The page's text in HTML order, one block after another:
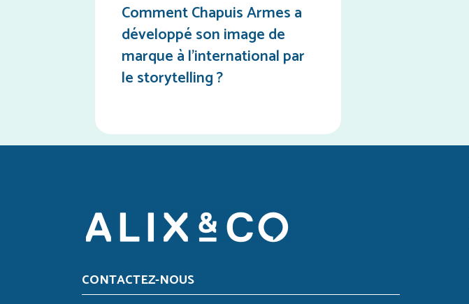
Comment Chapuis Armes a
développé son image de
marque à l’international par
le storytelling ?
CONTACTEZ-NOUS